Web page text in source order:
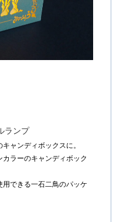
ランプ
ャンディボックスに。
ラーのキャンディボック
できる一石二鳥のパッケ